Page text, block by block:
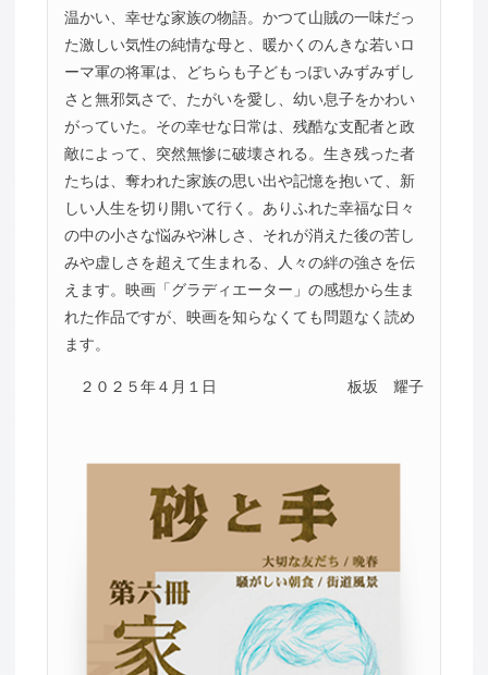
温かい、幸せな家族の物語。かつて山賊の一味だっ
た激しい気性の純情な母と、暖かくのんきな若いロ
ーマ軍の将軍は、どちらも子どもっぽいみずみずし
さと無邪気さで、たがいを愛し、幼い息子をかわい
がっていた。その幸せな日常は、残酷な支配者と政
敵によって、突然無惨に破壊される。生き残った者
たちは、奪われた家族の思い出や記憶を抱いて、新
しい人生を切り開いて行く。ありふれた幸福な日々
の中の小さな悩みや淋しさ、それが消えた後の苦し
みや虚しさを超えて生まれる、人々の絆の強さを伝
えます。映画「グラディエーター」の感想から生ま
れた作品ですが、映画を知らなくても問題なく読め
ます。
２０２５年４月１日 板坂 耀子